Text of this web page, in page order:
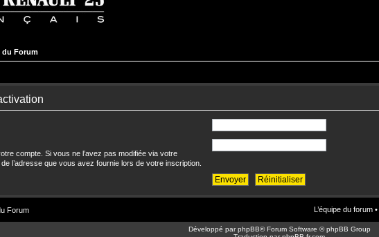
du Forum
compte. Si vous ne l’avez pas modifiée via votre
de l’adresse que vous avez fournie lors de votre inscription.
Forum L’équipe du forum •
Développé parphpBB® Forum Software © phpBB Group